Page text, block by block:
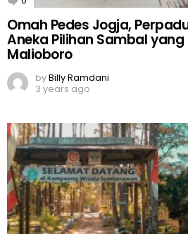
Omah Pedes Jogja,
Aneka Pilihan Sambal
Malioboro
byBilly Ramdani
3 years ago